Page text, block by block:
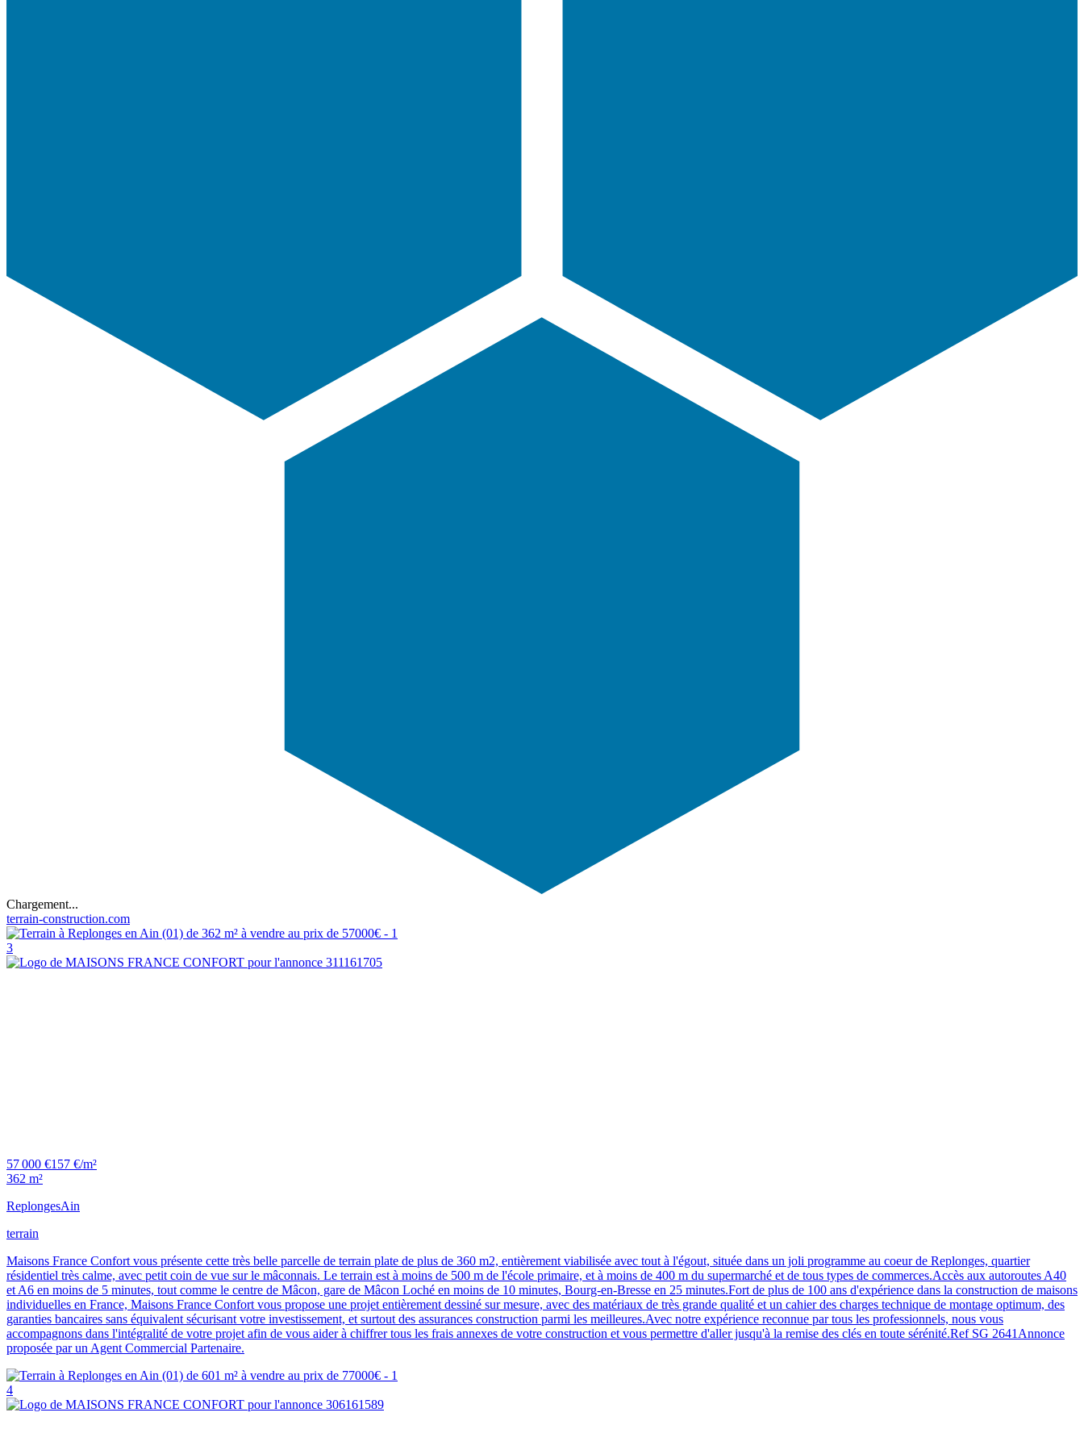
Chargement...
terrain-construction.com
3
57 000 €157 €/m²
362 m²
ReplongesAin
terrain
Maisons France Confort vous présente cette très belle parcelle de terrain plate de plus de 360 m2, entièrement viabilisée avec tout à l'égout, située dans un joli programme au coeur de Replonges, quartier
résidentiel très calme, avec petit coin de vue sur le mâconnais. Le terrain est à moins de 500 m de l'école primaire, et à moins de 400 m du supermarché et de tous types de commerces.Accès aux autoroutes A40
et A6 en moins de 5 minutes, tout comme le centre de Mâcon, gare de Mâcon Loché en moins de 10 minutes, Bourg-en-Bresse en 25 minutes.Fort de plus de 100 ans d'expérience dans la construction de maisons
individuelles en France, Maisons France Confort vous propose une projet entièrement dessiné sur mesure, avec des matériaux de très grande qualité et un cahier des charges technique de montage optimum, des
garanties bancaires sans équivalent sécurisant votre investissement, et surtout des assurances construction parmi les meilleures.Avec notre expérience reconnue par tous les professionnels, nous vous
accompagnons dans l'intégralité de votre projet afin de vous aider à chiffrer tous les frais annexes de votre construction et vous permettre d'aller jusqu'à la remise des clés en toute sérénité.Ref SG 2641Annonce
proposée par un Agent Commercial Partenaire.
4